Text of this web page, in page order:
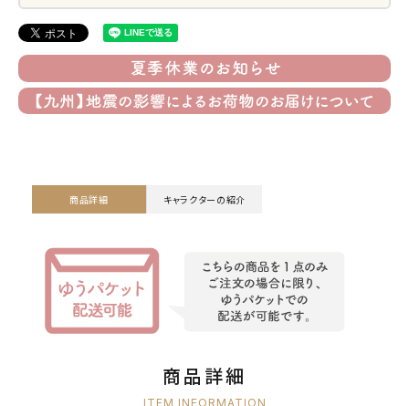
お問い合わせ
ACCOUNT MENU
ようこそ ゲスト 様
公式 デコ部 公式
商品詳細 キャラクターの紹介
商品詳細
ITEM INFORMATION